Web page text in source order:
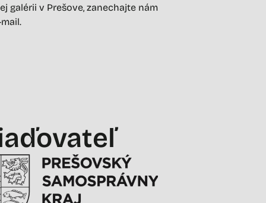
galérii v Prešove, zanechajte nám